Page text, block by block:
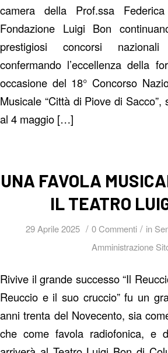
camera della Prof.ssa
Fondazione Luigi Bon
prestigiosi concorsi
confermando l’eccellenza della
occasione del 18° Concorso
Musicale “Città di Piove di
al 4 maggio […]
UNA FAVOLA
IL TEATRO
29 Aprile 2025 / 0 Commenti / in
Amministrazione
Rivive il grande successo “Il
Reuccio e il suo cruccio” fu un
anni trenta del Novecento, sia
che come favola radiofonica, e